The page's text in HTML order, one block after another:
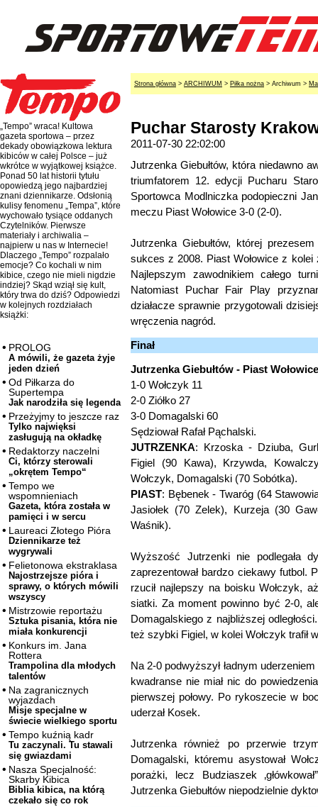
„Tempo” wraca! Kultowa
gazeta sportowa – przez
dekady obowiązkowa lektura
kibiców w całej Polsce – już
wkrótce w wyjątkowej książce.
Ponad 50 lat historii tytułu
opowiedzą jego najbardziej
znani dziennikarze. Odsłonią
kulisy fenomenu „Tempa”, które
wychowało tysiące oddanych
Czytelników. Pierwsze
materiały i archiwalia –
najpierw u nas w Internecie!
Dlaczego „Tempo” rozpalało
emocje? Co kochali w nim
kibice, czego nie mieli nigdzie
indziej? Skąd wziął się kult,
który trwa do dziś? Odpowiedzi
w kolejnych rozdziałach
książki:
PROLOG
A mówili, że gazeta żyje
jeden dzień
Od Piłkarza do
Supertempa
Jak narodziła się legenda
Przeżyjmy to jeszcze raz
Tylko najwięksi
zasługują na okładkę
Redaktorzy naczelni
Ci, którzy sterowali
„okrętem Tempo“
Tempo we
wspomnieniach
Gazeta, która została w
pamięci i w sercu
Laureaci Złotego Pióra
Dziennikarze też
wygrywali
Felietonowa ekstraklasa
Najostrzejsze pióra i
sprawy, o których mówili
wszyscy
Mistrzowie reportażu
Sztuka pisania, która nie
miała konkurencji
Konkurs im. Jana
Rottera
Trampolina dla młodych
talentów
Na zagranicznych
wyjazdach
Misje specjalne w
świecie wielkiego sportu
Tempo kuźnią kadr
Tu zaczynali. Tu stawali
się gwiazdami
Nasza Specjalność:
Skarby Kibica
Biblia kibica, na którą
czekało się co rok
Strona główna > ARCHIWUM > Piłka nożna > Archiwum >
Puchar Starosty
2011-07-30 22:02:00
Jutrzenka Giebułtów, która niedawno
triumfatorem 12. edycji Pucharu
Sportowca Modlniczka podopieczni
meczu Piast Wołowice 3-0 (2-0).
Jutrzenka Giebułtów, której
sukces z 2008. Piast Wołowice z
Najlepszym zawodnikiem całego
Natomiast Puchar Fair Play
działacze sprawnie przygotowali
wręczenia nagród.
Finał
Jutrzenka Giebułtów - Piast
1-0 Wołczyk 11
2-0 Ziółko 27
3-0 Domagalski 60
Sędziował Rafał Pąchalski.
JUTRZENKA: Krzoska - Dziuba,
Figiel (90 Kawa), Krzywda,
Wołczyk, Domagalski (70 Sobótka).
PIAST: Bębenek - Twaróg (64
Jasiołek (70 Zelek), Kurzeja (30
Waśnik).
Wyższość Jutrzenki nie podlegała
zaprezentował bardzo ciekawy futbol.
rzucił najlepszy na boisku Wołczyk,
siatki. Za moment powinno być 2-0,
Domagalskiego z najbliższej
też szybki Figiel, w kolei Wołczyk trafił
Na 2-0 podwyższył ładnym
kwadranse nie miał nic do
pierwszej połowy. Po rykoszecie w
uderzał Kosek.
Jutrzenka również po przerwie
Domagalski, któremu asystował
porażki, lecz Budziaszek
Jutrzenka Giebułtów niepodzielnie